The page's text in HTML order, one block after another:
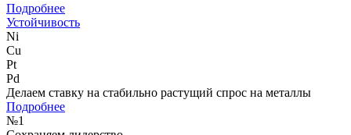
Подробнее
Устойчивость
Ni
Cu
Pt
Pd
Делаем ставку на стабильно растущий спрос на металлы
Подробнее
№1